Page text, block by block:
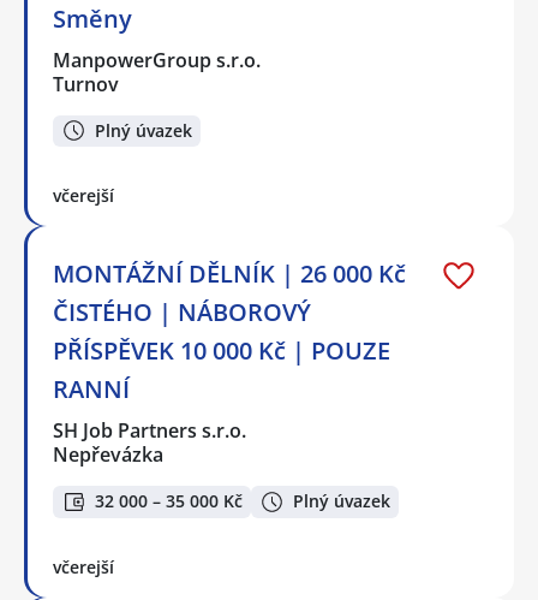
Směny
ManpowerGroup s.r.o.
Turnov
Plný úvazek
včerejší
MONTÁŽNÍ DĚLNÍK | 26 000 Kč
ČISTÉHO | NÁBOROVÝ
PŘÍSPĚVEK 10 000 Kč | POUZE
RANNÍ
SH Job Partners s.r.o.
Nepřevázka
32 000 – 35 000 Kč Plný úvazek
včerejší